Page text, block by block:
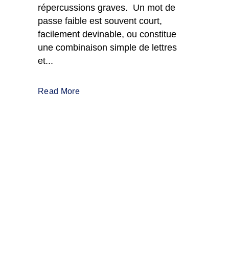
répercussions graves. Un mot de
passe faible est souvent court,
facilement devinable, ou constitue
une combinaison simple de lettres
et...
Read More